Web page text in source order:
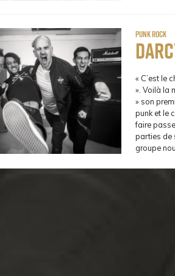
Punk Rock
« C’est le
». Voilà la
» son
punk et le
faire
parties de
groupe